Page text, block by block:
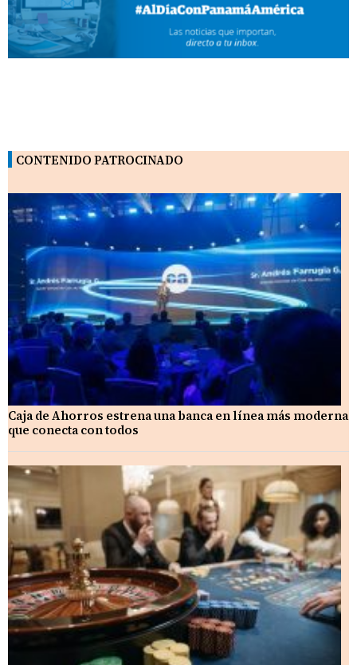
CONTENIDO PATROCINADO
Caja de Ahorros estrena una banca en línea más moderna
que conecta con todos